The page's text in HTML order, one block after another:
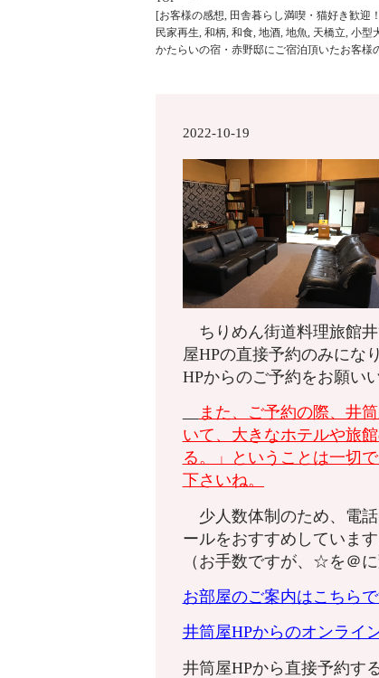
[お客様の感想, 田舎暮らし満喫・猫好き歓迎
民家再生, 和柄, 和食, 地酒, 地魚, 天橋立, 小型
かたらいの宿・赤野邸にご宿泊頂いたお客様
2022-10-19
ちりめん街道料理旅館
屋HPの直接予約のみにな
HPからのご予約をお願い
また、ご予約の際、 井
いて、大きなホテルや旅
る。」ということは一切
下さいね。
少人数体制のため、電
ールをおすすめしていま
（お手数ですが、☆を＠
お部屋のご案内はこちらで
井筒屋HPからのオンライ
井筒屋HPから直接予約す